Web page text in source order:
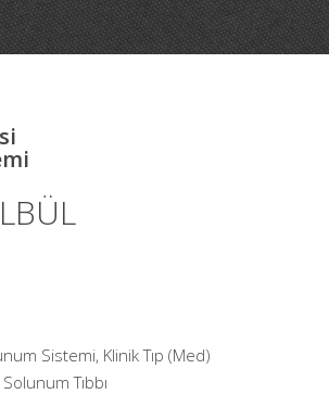
Sistemi, Klinik Tıp (Med)
Tıbbı